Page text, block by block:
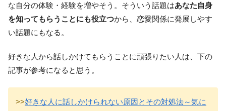
な自分の体験・経験を増やそう。そういう話題はあなた自身
を知ってもらうことにも役立つから、恋愛関係に発展しやす
い話題にもなる。
好きな人から話しかけてもらうことに頑張りたい人は、下の
記事が参考になると思う。
>>好きな人に話しかけられない原因とその対処法～気に